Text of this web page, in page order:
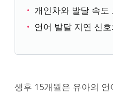
개인차와 발달 속도
언어 발달 지연 신
생후 15개월은 유아의